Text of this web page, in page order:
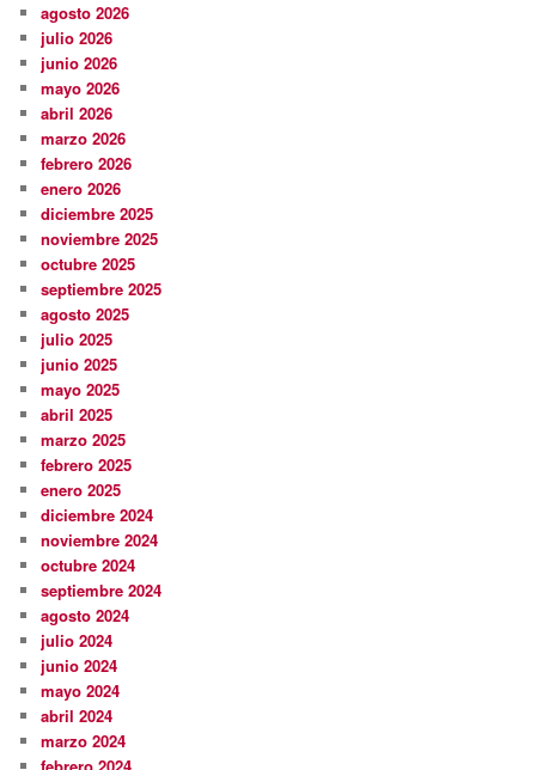
agosto 2026
julio 2026
junio 2026
mayo 2026
abril 2026
marzo 2026
febrero 2026
enero 2026
diciembre 2025
noviembre 2025
octubre 2025
septiembre 2025
agosto 2025
julio 2025
junio 2025
mayo 2025
abril 2025
marzo 2025
febrero 2025
enero 2025
diciembre 2024
noviembre 2024
octubre 2024
septiembre 2024
agosto 2024
julio 2024
junio 2024
mayo 2024
abril 2024
marzo 2024